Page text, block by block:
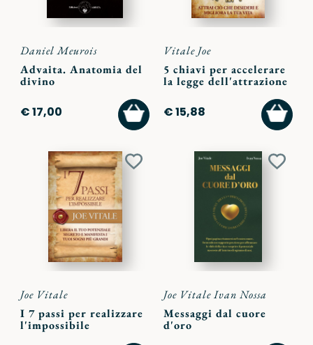
Daniel Meurois
Advaita. Anatomia del
divino
€ 17,00
AGGIUNGI
AL
CARRELLO
Vitale Joe
5 chiavi per accelerare
la legge dell'attrazione
€ 15,88
AL
Aggiungi
Joe Vitale
I 7 passi per realizzare
l'impossibile
Joe Vitale Ivan Nossa
Messaggi dal cuore
d'oro